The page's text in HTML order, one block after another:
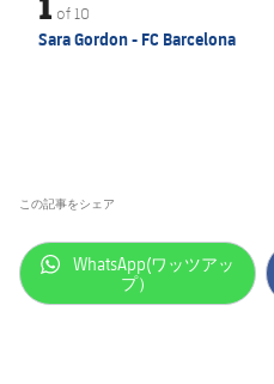
of 10
Sara Gordon - FC Barcelona
この記事をシェア
label.aria.whatsapp
WhatsApp(ワッツアッ
プ）